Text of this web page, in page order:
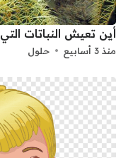
أين تعيش النباتات
منذ 3 أسابيع حلول